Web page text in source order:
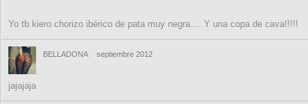
Yo tb kiero chorizo ibérico de pata muy negra.... Y una copa de cava!!!!!
BELLADONA septiembre 2012
jajajaja